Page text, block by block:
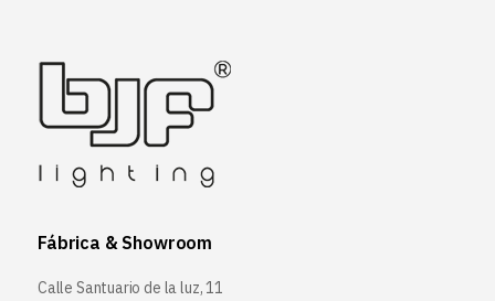
Fábrica & Showroom
Calle Santuario de la luz, 11